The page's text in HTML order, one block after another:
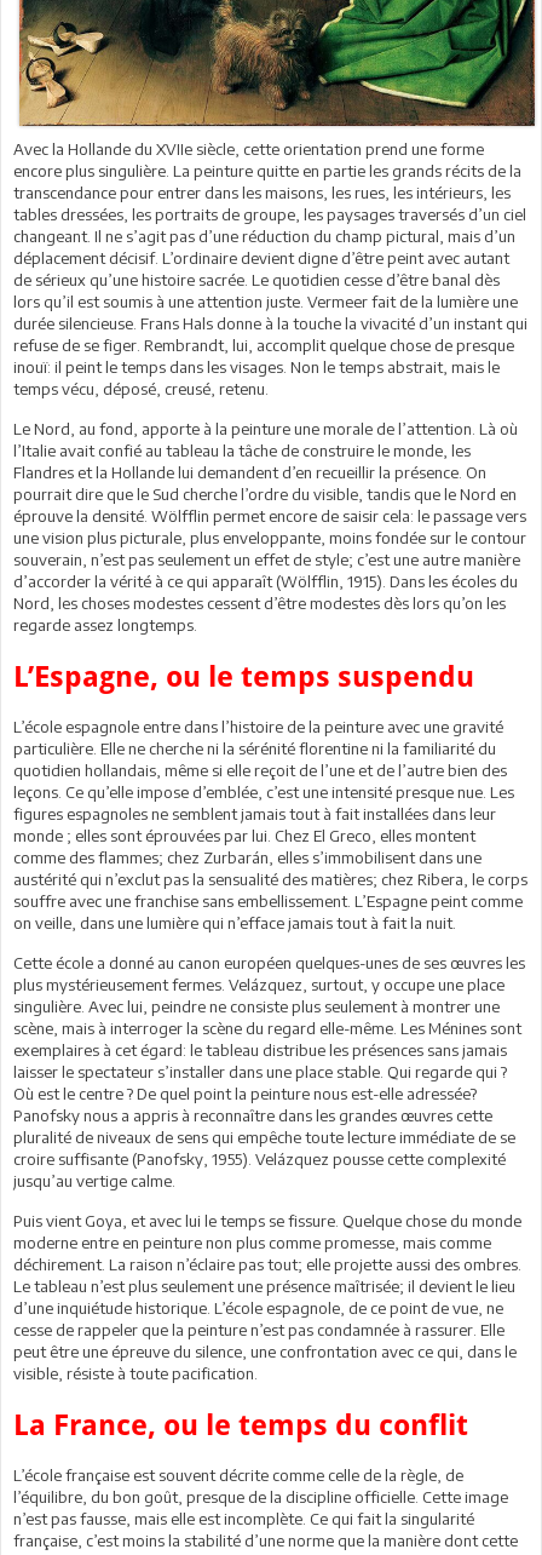
Avec la Hollande du XVIIe siècle, cette orientation prend une forme
encore plus singulière. La peinture quitte en partie les grands récits de la
transcendance pour entrer dans les maisons, les rues, les intérieurs, les
tables dressées, les portraits de groupe, les paysages traversés d’un ciel
changeant. Il ne s’agit pas d’une réduction du champ pictural, mais d’un
déplacement décisif. L’ordinaire devient digne d’être peint avec autant
de sérieux qu’une histoire sacrée. Le quotidien cesse d’être banal dès
lors qu’il est soumis à une attention juste. Vermeer fait de la lumière une
durée silencieuse. Frans Hals donne à la touche la vivacité d’un instant qui
refuse de se figer. Rembrandt, lui, accomplit quelque chose de presque
inouï: il peint le temps dans les visages. Non le temps abstrait, mais le
temps vécu, déposé, creusé, retenu.
Le Nord, au fond, apporte à la peinture une morale de l’attention. Là où
l’Italie avait confié au tableau la tâche de construire le monde, les
Flandres et la Hollande lui demandent d’en recueillir la présence. On
pourrait dire que le Sud cherche l’ordre du visible, tandis que le Nord en
éprouve la densité. Wölfflin permet encore de saisir cela: le passage vers
une vision plus picturale, plus enveloppante, moins fondée sur le contour
souverain, n’est pas seulement un effet de style; c’est une autre manière
d’accorder la vérité à ce qui apparaît (Wölfflin, 1915). Dans les écoles du
Nord, les choses modestes cessent d’être modestes dès lors qu’on les
regarde assez longtemps.
L’Espagne, ou le temps suspendu
L’école espagnole entre dans l’histoire de la peinture avec une gravité
particulière. Elle ne cherche ni la sérénité florentine ni la familiarité du
quotidien hollandais, même si elle reçoit de l’une et de l’autre bien des
leçons. Ce qu’elle impose d’emblée, c’est une intensité presque nue. Les
figures espagnoles ne semblent jamais tout à fait installées dans leur
monde ; elles sont éprouvées par lui. Chez El Greco, elles montent
comme des flammes; chez Zurbarán, elles s’immobilisent dans une
austérité qui n’exclut pas la sensualité des matières; chez Ribera, le corps
souffre avec une franchise sans embellissement. L’Espagne peint comme
on veille, dans une lumière qui n’efface jamais tout à fait la nuit.
Cette école a donné au canon européen quelques-unes de ses œuvres les
plus mystérieusement fermes. Velázquez, surtout, y occupe une place
singulière. Avec lui, peindre ne consiste plus seulement à montrer une
scène, mais à interroger la scène du regard elle-même. Les Ménines sont
exemplaires à cet égard: le tableau distribue les présences sans jamais
laisser le spectateur s’installer dans une place stable. Qui regarde qui ?
Où est le centre ? De quel point la peinture nous est-elle adressée?
Panofsky nous a appris à reconnaître dans les grandes œuvres cette
pluralité de niveaux de sens qui empêche toute lecture immédiate de se
croire suffisante (Panofsky, 1955). Velázquez pousse cette complexité
jusqu’au vertige calme.
Puis vient Goya, et avec lui le temps se fissure. Quelque chose du monde
moderne entre en peinture non plus comme promesse, mais comme
déchirement. La raison n’éclaire pas tout; elle projette aussi des ombres.
Le tableau n’est plus seulement une présence maîtrisée; il devient le lieu
d’une inquiétude historique. L’école espagnole, de ce point de vue, ne
cesse de rappeler que la peinture n’est pas condamnée à rassurer. Elle
peut être une épreuve du silence, une confrontation avec ce qui, dans le
visible, résiste à toute pacification.
La France, ou le temps du conflit
L’école française est souvent décrite comme celle de la règle, de
l’équilibre, du bon goût, presque de la discipline officielle. Cette image
n’est pas fausse, mais elle est incomplète. Ce qui fait la singularité
française, c’est moins la stabilité d’une norme que la manière dont cette